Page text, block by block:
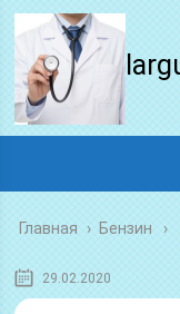
Главная › Бензин
29.02.2020